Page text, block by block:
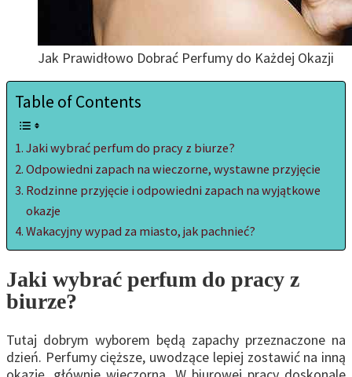
Jak Prawidłowo Dobrać Perfumy do Każdej Okazji
Table of Contents
Jaki wybrać perfum do pracy z biurze?
Odpowiedni zapach na wieczorne, wystawne przyjęcie
Rodzinne przyjęcie i odpowiedni zapach na wyjątkowe
okazje
Wakacyjny wypad za miasto, jak pachnieć?
Jaki wybrać perfum do pracy z
biurze?
Tutaj dobrym wyborem będą zapachy przeznaczone na
dzień. Perfumy cięższe, uwodzące lepiej zostawić na inną